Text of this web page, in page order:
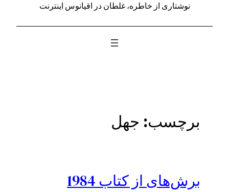
نوشتاری از خاطره، غلطان در اقیانوس اینترنت
برچسب: جهل
برش‌های از کتاب 1984